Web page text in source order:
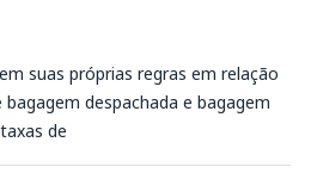
suas próprias regras em relação
despachada e bagagem
de